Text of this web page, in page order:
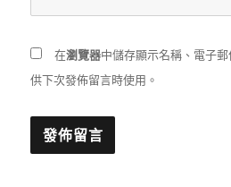
在瀏覽器中儲存顯示名稱、電子
供下次發佈留言時使用。